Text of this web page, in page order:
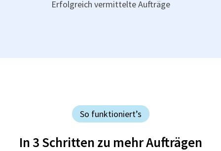
Erfolgreich vermittelte Aufträge
So funktioniert’s
In 3 Schritten zu mehr Aufträgen